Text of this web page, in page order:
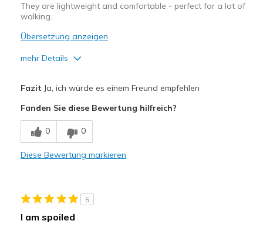
View On Shoes
They are lightweight and comfortable - perfect for a lot of
walking.
Übersetzung anzeigen
mehr Details
Breathe Well
Comfortable
Geeignete Verwendung
Fazit Ja, ich würde es einem Freund empfehlen
Fanden Sie diese Bewertung hilfreich?
0 0
Diese Bewertung markieren
5
I am spoiled